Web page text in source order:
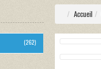
(262)
Accueil